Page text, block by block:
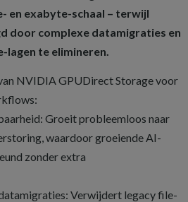
en exabyte-schaal – terwijl
door complexe datamigraties en
lagen te elimineren.
NVIDIA GPUDirect Storage voor
Groeit probleemloos naar
waardoor groeiende AI-
zonder extra
Verwijdert legacy file-